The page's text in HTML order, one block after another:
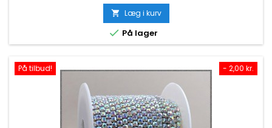
 Læg i kurv
 På lager
- 2,00 kr.
På tilbud!